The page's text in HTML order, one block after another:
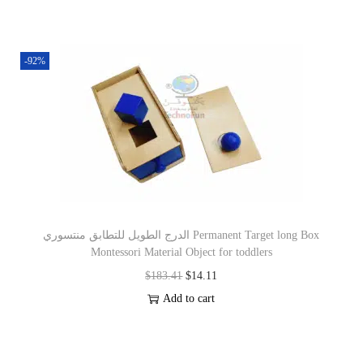
-92%
الدرج الطويل للتطابق منتسوري Permanent Target long Box
Montessori Material Object for toddlers
$183.41 $14.11
Add to cart